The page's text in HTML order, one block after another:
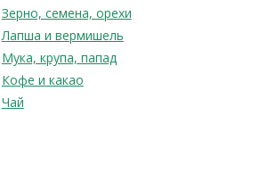
Зерно, семена, орехи
Лапша и вермишель
Мука, крупа, папад
Кофе и какао
Чай